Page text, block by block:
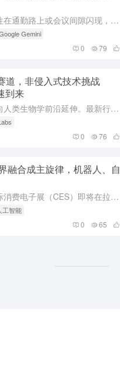
在移动办公时代，灵感与任务往往在通勤路上或会议间隙闪现，掏出手机打字记录却总显得笨拙而低效。如今，这一核心痛点迎来了软件层面的革新。最新行业动态指出，知名跨平台待办清单应用Todoist正式推出了一项...
Gemini
0 79
道，非侵入式技术挑战
到来
人工智能领域的资本布局正迅速向人类生物学前沿延伸。最新行业动态指出，人工智能巨头OpenAI已作为领投方，参与了一家专注于脑机接口 (Brain-Computer Interface, BCI)技术研...
0 76
融合成主旋律，机器人、自
全球科技界的年度风向标——国际消费电子展（CES）即将在拉斯维加斯拉开帷幕。尽管展会尚未正式开幕，但一股由人工智能（AI）驱动的、连接数字与物理世界的浪潮已提前席卷而来。市场消息显示，从智能家居到自动...
工智能
0 65